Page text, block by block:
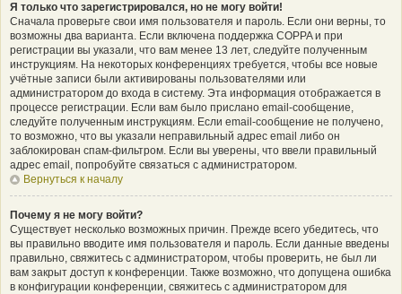
Я только что зарегистрировался, но не могу войти!
Сначала проверьте свои имя пользователя и пароль. Если они верны, то
возможны два варианта. Если включена поддержка COPPA и при
регистрации вы указали, что вам менее 13 лет, следуйте полученным
инструкциям. На некоторых конференциях требуется, чтобы все новые
учётные записи были активированы пользователями или
администратором до входа в систему. Эта информация отображается в
процессе регистрации. Если вам было прислано email-сообщение,
следуйте полученным инструкциям. Если email-сообщение не получено,
то возможно, что вы указали неправильный адрес email либо он
заблокирован спам-фильтром. Если вы уверены, что ввели правильный
адрес email, попробуйте связаться с администратором.
Вернуться к началу
Почему я не могу войти?
Существует несколько возможных причин. Прежде всего убедитесь, что
вы правильно вводите имя пользователя и пароль. Если данные введены
правильно, свяжитесь с администратором, чтобы проверить, не был ли
вам закрыт доступ к конференции. Также возможно, что допущена ошибка
в конфигурации конференции, свяжитесь с администратором для